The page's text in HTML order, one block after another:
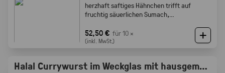
herzhaft saftiges Hähnchen trifft auf
fruchtig säuerlichen Sumach,
Röstaromen vom knusprigen Brot
52,50 € für 10 ×
(inkl. MwSt.)
Halal Currywurst im Weckglas mit hausgemachtem Mini-Brötchen